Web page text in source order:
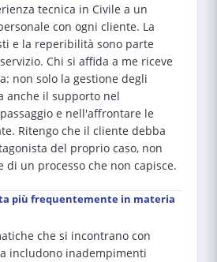
tecnica in Civile a un
con ogni cliente. La
e la reperibilità sono parte
Chi si affida a me riceve
non solo la gestione degli
anche il supporto nel
e nell'affrontare le
Ritengo che il cliente debba
del proprio caso, non
di un processo che non capisce.
più frequentemente in materia
che si incontrano con
includono inadempimenti